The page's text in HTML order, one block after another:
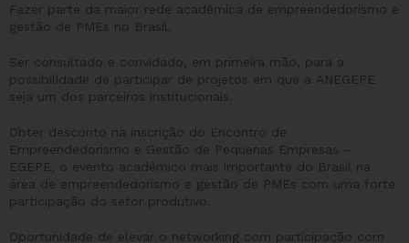
Fazer parte da maior rede acadêmica de empreendedorismo e
gestão de PMEs no Brasil.
Ser consultado e convidado, em primeira mão, para a
possibilidade de participar de projetos em que a ANEGEPE
seja um dos parceiros institucionais.
Obter desconto na inscrição do Encontro de
Empreendedorismo e Gestão de Pequenas Empresas –
EGEPE, o evento acadêmico mais importante do Brasil na
área de empreendedorismo e gestão de PMEs com uma forte
participação do setor produtivo.
Oportunidade de elevar o networking com participação com